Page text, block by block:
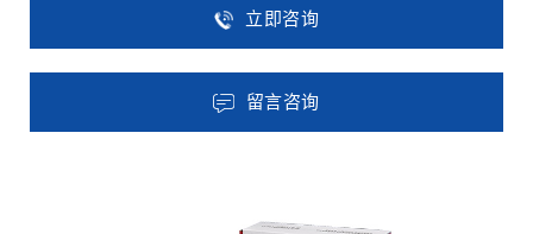
立即咨询
留言咨询